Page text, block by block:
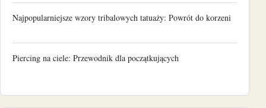
Najpopularniejsze wzory tribalowych tatuaży: Powrót do korzeni
Piercing na ciele: Przewodnik dla początkujących